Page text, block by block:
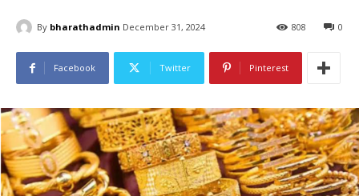
By bharathadmin December 31, 2024 0
808
Facebook Twitter Pinterest